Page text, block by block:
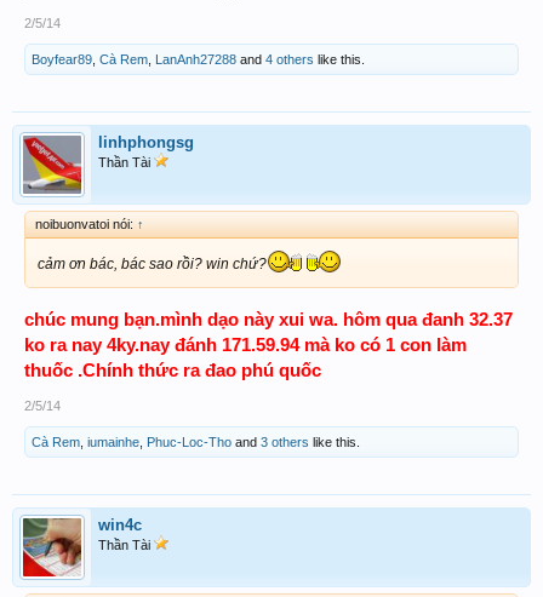
2/5/14
Boyfear89 Cà Rem LanAnh27288 and 4 others like this.
linhphongsg
Thần Tài
noibuonvatoi nói: ↑
cảm ơn bác, bác sao rồi? win chứ?
chúc mung bạn.mình dạo này xui wa. hôm qua đanh 32.37
ko ra nay 4ky.nay đánh 171.59.94 mà ko có 1 con làm
thuốc .Chính thức ra đao phú quốc
2/5/14
Cà Rem iumainhe Phuc-Loc-Tho and 3 others like this.
win4c
Thần Tài